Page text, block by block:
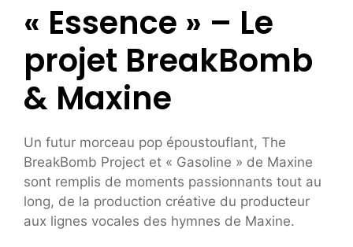
« Essence » – Le
projet BreakBomb
& Maxine
Un futur morceau pop époustouflant, The
BreakBomb Project et « Gasoline » de Maxine
sont remplis de moments passionnants tout au
long, de la production créative du producteur
aux lignes vocales des hymnes de Maxine.